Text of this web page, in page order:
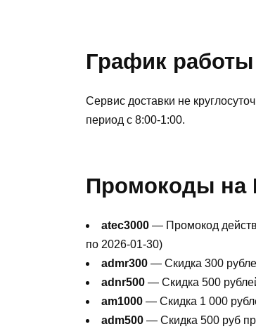
График работы
Сервис доставки не
период с 8:00-1:00.
Промокоды на
atec3000 — Промокод
по 2026-01-30)
admr300 — Скидка 300
adnr500 — Скидка 500
am1000 — Скидка 1 000
adm500 — Скидка 500 руб